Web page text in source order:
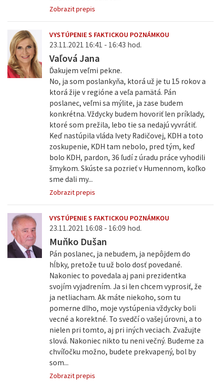
Zobrazit prepis
VYSTÚPENIE S FAKTICKOU POZNÁMKOU
23.11.2021 16:41 - 16:43 hod.
Vaľová Jana
Ďakujem veľmi pekne.
No, ja som poslankyňa, ktorá už je tu 15 rokov a
ktorá žije v regióne a veľa pamätá. Pán
poslanec, veľmi sa mýlite, ja zase budem
konkrétna. Vždycky budem hovoriť len príklady,
ktoré som prežila, lebo tie sa nedajú vyvrátiť.
Keď nastúpila vláda Ivety Radičovej, KDH a toto
zoskupenie, KDH tam nebolo, pred tým, keď
bolo KDH, pardon, 36 ľudí z úradu práce vyhodili
šmykom. Skúste sa pozrieť v Humennom, koľko
sme dali my...
Zobrazit prepis
VYSTÚPENIE S FAKTICKOU POZNÁMKOU
23.11.2021 16:08 - 16:09 hod.
Muňko Dušan
Pán poslanec, ja nebudem, ja nepôjdem do
hĺbky, pretože tu už bolo dosť povedané.
Nakoniec to povedala aj pani prezidentka
svojím vyjadrením. Ja si len chcem vyprosiť, že
ja netliacham. Ak máte niekoho, som tu
pomerne dlho, moje vystúpenia vždycky boli
vecné a korektné. To svedčí o vašej úrovni, a to
nielen pri tomto, aj pri iných veciach. Zvažujte
slová. Nakoniec nikto tu neni večný. Budeme za
chvíľočku možno, budete prekvapený, bol by
som...
Zobrazit prepis